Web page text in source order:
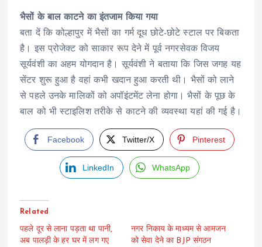
भैसों के बाल काटने का इंतजाम किया गया
बता दें कि कोल्हापुर में भैसों का गर्म दूध छोटे-छोटे स्टाल पर बिकता
है। इस प्रोजेक्ट को साकार रूप देने में पूर्व नगरसेवक विजय
सूर्यवंशी का अहम योगदान है। सूर्यवंशी ने बताया कि जिस जगह यह
सेंटर शुरू हुआ है वहां कभी खदान हुआ करती थी। भैसों को लाने
से पहले उनके मालिकों को अपॉइंटमेंट लेना होगा। भैसों के पूछ के
बाल को भी स्टाइलिश तरीके से काटने की व्यवस्था यहां की गई है।
Facebook Twitter/X Pinterest
LinkedIn WhatsApp
Related
पहले दूर से लाना पड़ता था पानी,
अब पालड़ी के हर घर में लग गए
नगर निकाय के माध्यम से आमजन
को सेवा देने का BJP संगठन